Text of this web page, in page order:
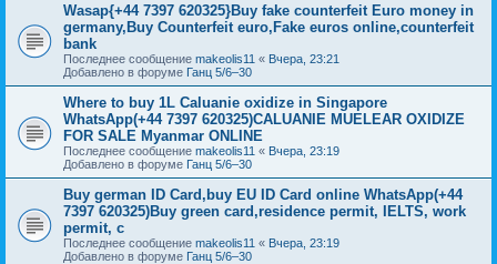
Wasap{+44 7397 620325}Buy fake counterfeit Euro money in
germany,Buy Counterfeit euro,Fake euros online,counterfeit
bank
Последнее сообщение makeolis11 « Вчера, 23:21
Добавлено в форуме Ганц 5/6–30
Where to buy 1L Caluanie oxidize in Singapore
WhatsApp(+44 7397 620325)CALUANIE MUELEAR OXIDIZE
FOR SALE Myanmar ONLINE
Последнее сообщение makeolis11 « Вчера, 23:19
Добавлено в форуме Ганц 5/6–30
Buy german ID Card,buy EU ID Card online WhatsApp(+44
7397 620325)Buy green card,residence permit, IELTS, work
permit, c
Последнее сообщение makeolis11 « Вчера, 23:19
Добавлено в форуме Ганц 5/6–30